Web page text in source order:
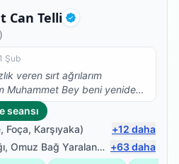
Can Telli Doğrulanmış
1 Şub
veren sırt ağrılarım
Muhammet Bey beni yeniden
gönül rahatlığıyla
seansı
, Foça, Karşıyaka) +12 daha
, Omuz Bağ Yaralanması ,Protez
+63daha